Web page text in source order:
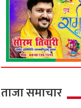
ताजा समाचार